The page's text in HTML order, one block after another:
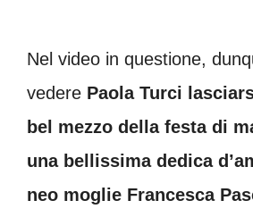
Nel video in questione,
vedere Paola Turci
bel mezzo della festa di
una bellissima dedica
neo moglie Francesca